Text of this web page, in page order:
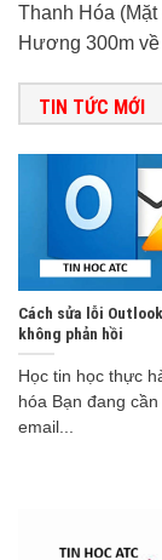
Thanh Hóa
Hương 300m
TIN TỨC MỚI
Cách sửa lỗi
không phản hồi
Học tin học thực
hóa Bạn đang
email...